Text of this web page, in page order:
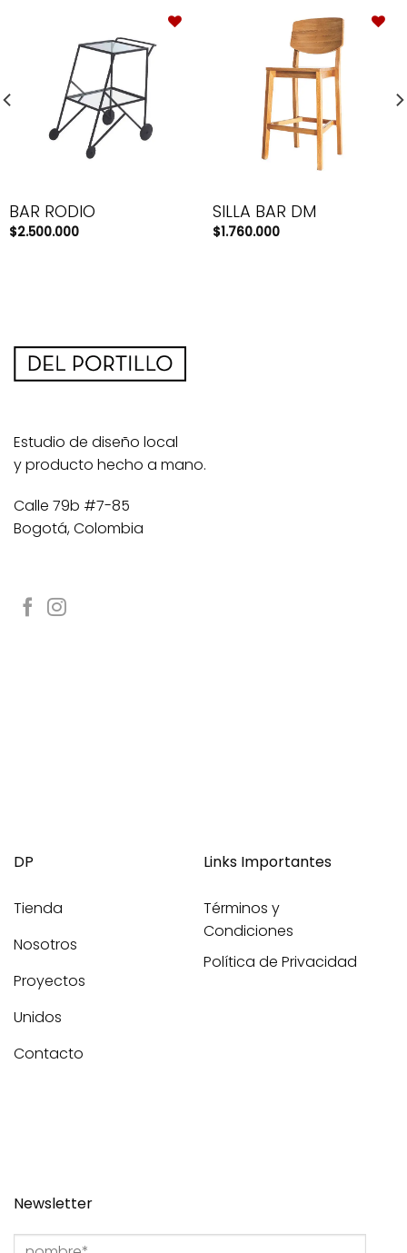
BAR RODIO
$2.500.000
SILLA BAR DM
$1.760.000
Estudio de diseño local
y producto hecho a mano.
Calle 79b #7-85
Bogotá, Colombia
DP
Tienda
Nosotros
Proyectos
Unidos
Contacto
Links Importantes
Términos y
Condiciones
Política de Privacidad
Newsletter